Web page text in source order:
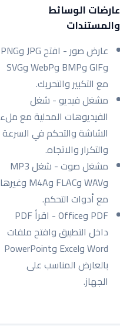
عارضات الوسائط
والمستندات
عارض صور - افتح JPG وPNG
وGIF وBMP وWebP وSVG
مع التكبير والتحريك.
مشغل فيديو - شغل
الفيديوهات المحلية مع ملء
الشاشة والتحكم في السرعة
والتكرار والاتجاه.
مشغل صوت - شغل MP3
وWAV وFLAC وM4A وغيرها
مع أدوات التحكم.
PDF وOffice - اقرأ PDF
داخل التطبيق وافتح ملفات
Word وExcel وPowerPoint
بالعارض المناسب على
الجهاز.